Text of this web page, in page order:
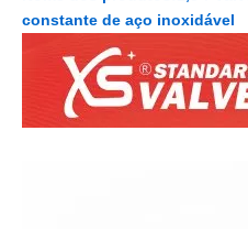
constante de aço inoxidável